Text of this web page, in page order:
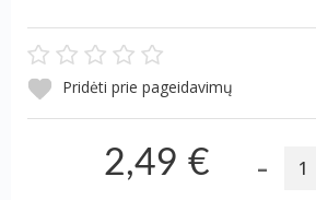
Pridėti prie pageidavimų
2,49 € -